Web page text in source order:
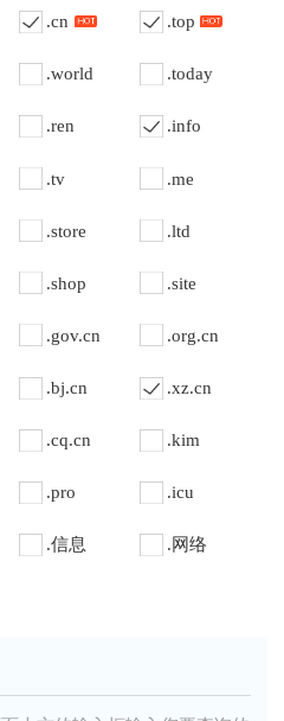
.cn .top
.world .today
.ren .info
.tv .me
.store .ltd
.shop .site
.gov.cn .org.cn
.bj.cn .xz.cn
.cq.cn .kim
.pro .icu
.信息 .网络